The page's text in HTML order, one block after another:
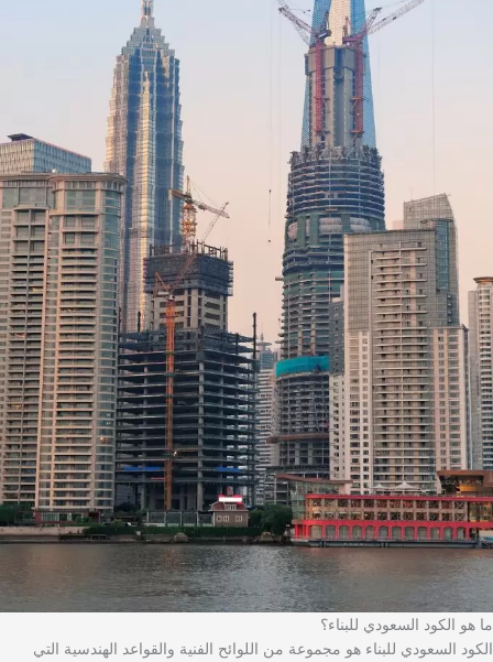
ما هو الكود السعودي للبناء؟
الكود السعودي للبناء هو مجموعة من اللوائح الفنية والقواعد الهندسية التي